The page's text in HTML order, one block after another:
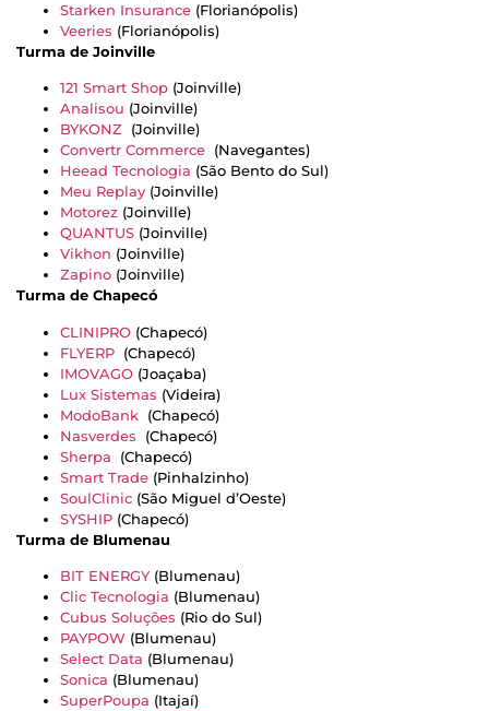
Starken Insurance (Florianópolis)
Veeries (Florianópolis)
Turma de Joinville
121 Smart Shop (Joinville)
Analisou (Joinville)
BYKONZ (Joinville)
Convertr Commerce (Navegantes)
Heead Tecnologia (São Bento do Sul)
Meu Replay (Joinville)
Motorez (Joinville)
QUANTUS (Joinville)
Vikhon (Joinville)
Zapino (Joinville)
Turma de Chapecó
CLINIPRO (Chapecó)
FLYERP (Chapecó)
IMOVAGO (Joaçaba)
Lux Sistemas (Videira)
ModoBank (Chapecó)
Nasverdes (Chapecó)
Sherpa (Chapecó)
Smart Trade (Pinhalzinho)
SoulClinic (São Miguel d’Oeste)
SYSHIP (Chapecó)
Turma de Blumenau
BIT ENERGY(Blumenau)
Clic Tecnologia (Blumenau)
Cubus Soluções (Rio do Sul)
PAYPOW (Blumenau)
Select Data (Blumenau)
Sonica (Blumenau)
SuperPoupa (Itajaí)